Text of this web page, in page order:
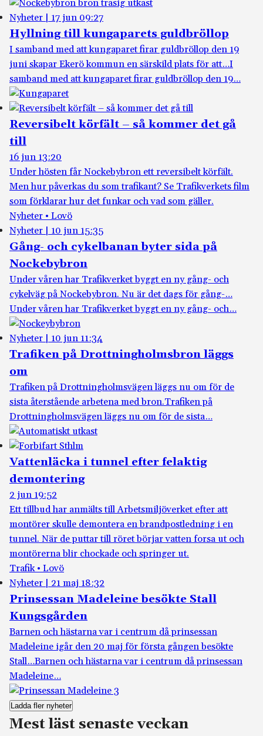
Nyheter 17 jun 09:27
Hyllning till kungaparets guldbröllop
I samband med att kungaparet firar guldbröllop den 19
juni skapar Ekerö kommun en särskild plats för att…I
samband med att kungaparet firar guldbröllop den 19…
Reversibelt körfält – så kommer det gå
till
16 jun 13:20
Under hösten får Nockebybron ett reversibelt körfält.
Men hur påverkas du som trafikant? Se Trafikverkets film
som förklarar hur det funkar och vad som gäller.
Nyheter • Lovö
Nyheter
10 jun 15:35
Gång- och cykelbanan byter sida på
Nockebybron
Under våren har Trafikverket byggt en ny gång- och
cykelväg på Nockebybron. Nu är det dags för gång-…
Under våren har Trafikverket byggt en ny gång- och…
Nyheter 10 jun 11:34
Trafiken på Drottningholmsbron läggs
om
Trafiken på Drottningholmsvägen läggs nu om för de
sista återstående arbetena med bron.Trafiken på
Drottningholmsvägen läggs nu om för de sista…
Vattenläcka i tunnel efter felaktig
demontering
2 jun 19:52
Ett tillbud har anmälts till Arbetsmiljöverket efter att
montörer skulle demontera en brandpostledning i en
tunnel. När de puttar till röret börjar vatten forsa ut och
montörerna blir chockade och springer ut.
Trafik • Lovö
Nyheter
21 maj 18:32
Prinsessan Madeleine besökte Stall
Kungsgården
Barnen och hästarna var i centrum då prinsessan
Madeleine igår den 20 maj för första gången besökte
Stall…Barnen och hästarna var i centrum då prinsessan
Madeleine…
Ladda fler nyheter
Mest läst senaste veckan